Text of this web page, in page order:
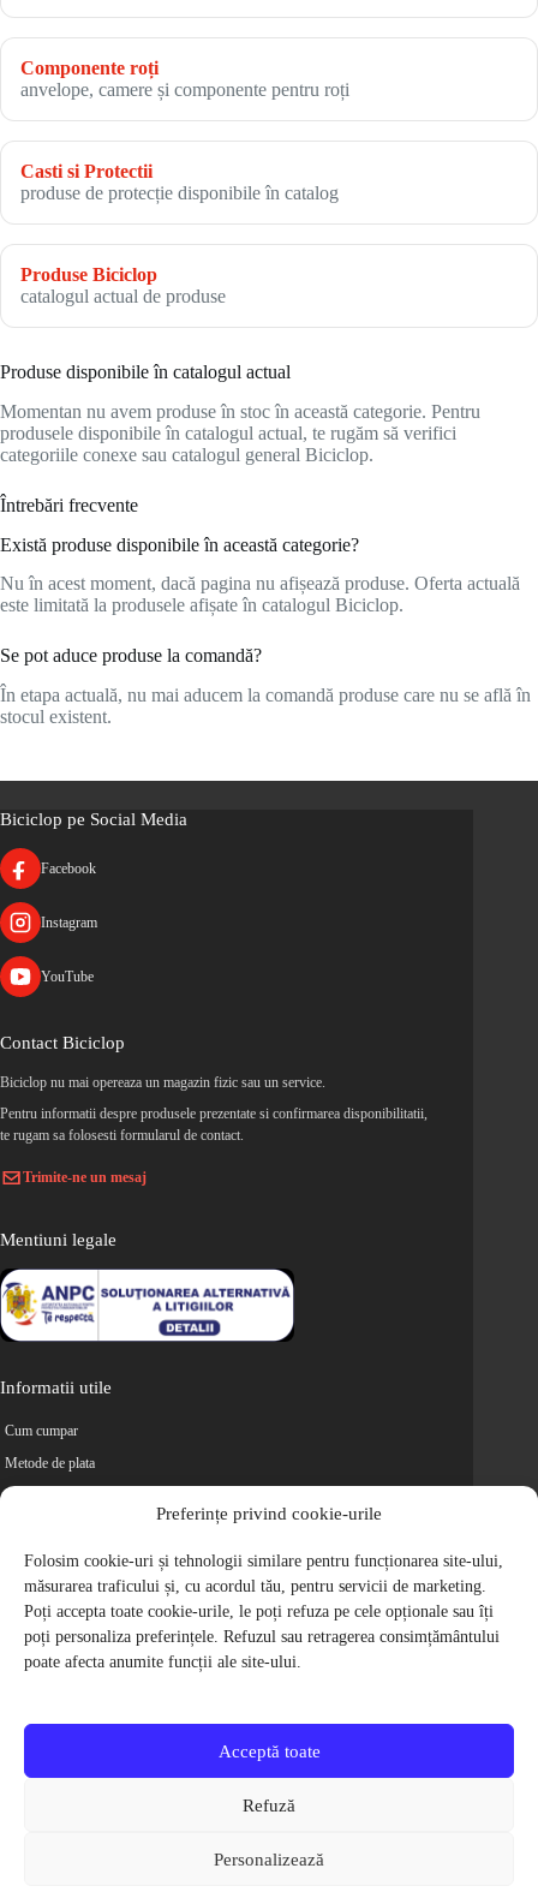
Preferințe privind cookie-urile
Folosim cookie-uri și tehnologii similare pentru funcționarea site-ului,
măsurarea traficului și, cu acordul tău, pentru servicii de marketing.
Poți accepta toate cookie-urile, le poți refuza pe cele opționale sau îți
poți personaliza preferințele. Refuzul sau retragerea consimțământului
poate afecta anumite funcții ale site-ului.
Acceptă toate
Refuză
Personalizează
Componente roți
anvelope, camere și componente pentru roți
Casti si Protectii
produse de protecție disponibile în catalog
Produse Biciclop
catalogul actual de produse
Produse disponibile în catalogul actual
Momentan nu avem produse în stoc în această categorie. Pentru
produsele disponibile în catalogul actual, te rugăm să verifici
categoriile conexe sau catalogul general Biciclop.
Întrebări frecvente
Există produse disponibile în această categorie?
Nu în acest moment, dacă pagina nu afișează produse. Oferta actuală
este limitată la produsele afișate în catalogul Biciclop.
Se pot aduce produse la comandă?
În etapa actuală, nu mai aducem la comandă produse care nu se află în
stocul existent.
Biciclop pe Social Media
Facebook
Instagram
YouTube
Contact Biciclop
Biciclop nu mai opereaza un magazin fizic sau un service.
Pentru informatii despre produsele prezentate si confirmarea disponibilitatii,
te rugam sa folosesti formularul de contact.
Trimite-ne un mesaj
Mentiuni legale
Informatii utile
Cum cumpar
Metode de plata
Retur
Cariere
Politica de Confidentialitate
Politica de cookie-uri